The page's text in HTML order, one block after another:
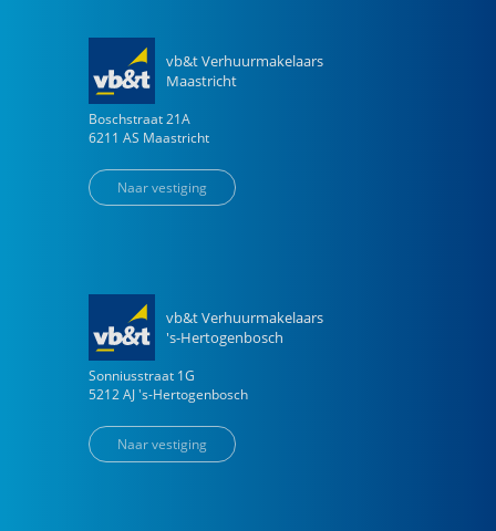
vb&t Verhuurmakelaars
Maastricht
Boschstraat 21A
6211 AS Maastricht
Naar vestiging
vb&t Verhuurmakelaars
's-Hertogenbosch
Sonniusstraat 1G
5212 AJ 's-Hertogenbosch
Naar vestiging